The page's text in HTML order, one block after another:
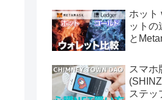
ホット
ットの
と
スマホ
ステッ